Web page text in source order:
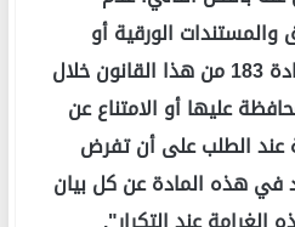
والمستندات الورقية أو
الإلكترونية الواردة في المادة 183 من هذا القانون خلال
عليها أو الامتناع عن
عند الطلب على أن تفرض
في هذه المادة عن كل بيان